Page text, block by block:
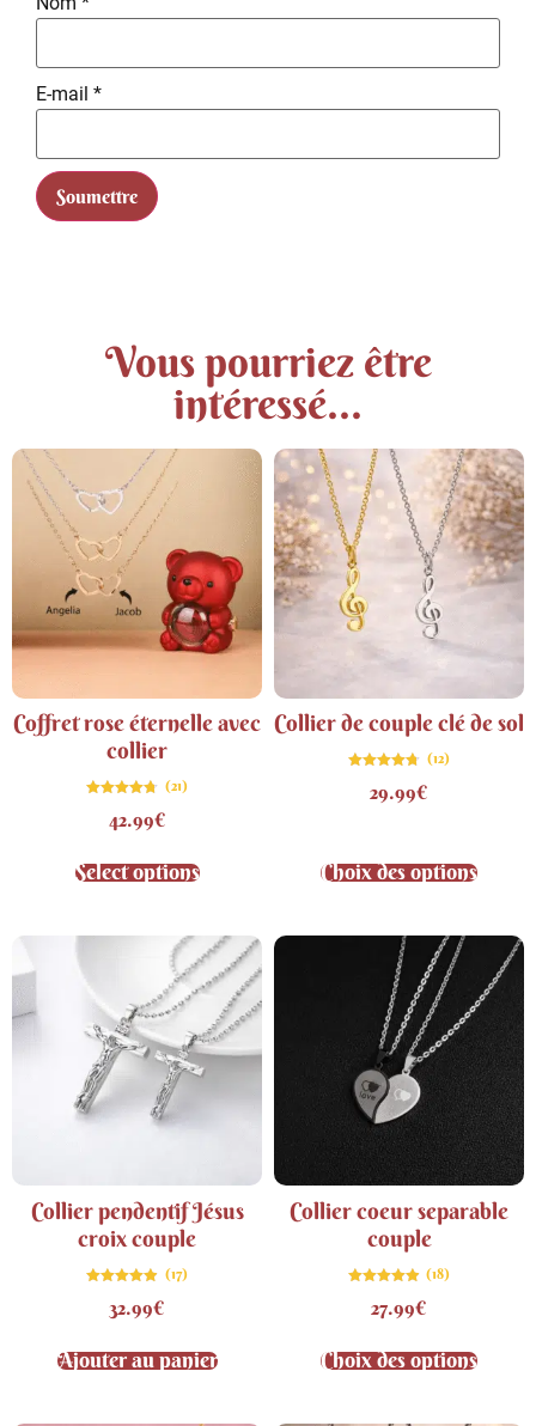
E-mail *
Vous pourriez être
intéressé...
Coffret rose éternelle avec
collier
4.71
sur 5
(21)
42.99€
Select options
Collier de couple clé de sol
4.67
sur 5
(12)
29.99€
Choix des options
Collier pendentif Jésus
croix couple
4.82
sur 5
(17)
32.99€
Ajouter au panier
Collier coeur separable
couple
4.89
sur 5
(18)
27.99€
Choix des options